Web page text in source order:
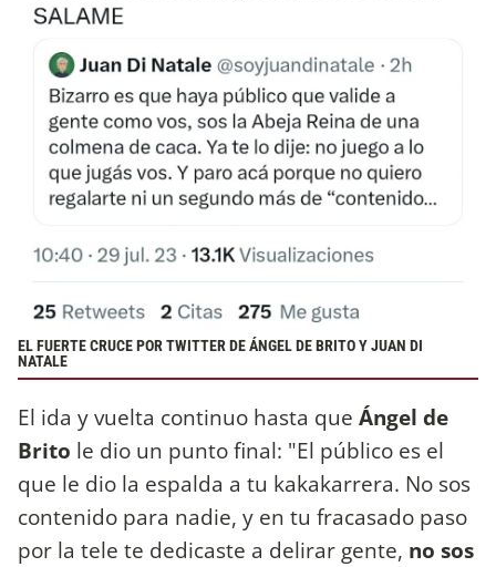
EL FUERTE CRUCE POR TWITTER DE ÁNGEL DE BRITO Y JUAN DI
NATALE
El ida y vuelta continuo hasta que Ángel de
Brito le dio un punto final: "El público es el
que le dio la espalda a tu kakakarrera. No sos
contenido para nadie, y en tu fracasado paso
por la tele te dedicaste a delirar gente, no sos